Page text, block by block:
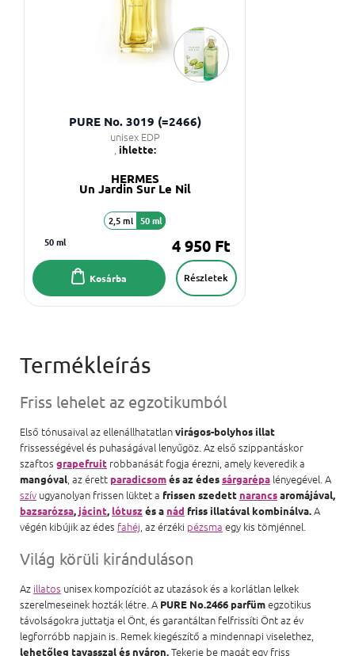
PURE No. 3019 (=2466)
unisex EDP
, ihlette:
HERMES
Un Jardin Sur Le Nil
2,5 ml
50 ml
50 ml
4 950 Ft
Részletek
Kosárba
Friss lehelet az egzotikumból
Első tónusaival az ellenállhatatlanvirágos-bolyhos illat
frissességével és puhaságával lenyűgöz. Az első szippantáskor
szaftos grapefruit robbanását fogja érezni, amely keveredik a
mangóval, az érett paradicsomés az édessárgarépa lényegével. A
szív ugyanolyan frissen lüktet a frissen szedett narancsaromájával,
bazsarózsa,jácint, lótusz és a nád friss illatával kombinálva.A
végén kibújik az édes fahéj, az érzéki pézsma egy kis tömjénnel.
Világ körüli kiránduláson
Az illatos unisex kompozíciót az utazások és a korlátlan lelkek
szerelmeseinek hozták létre. A PURE No.2466 parfümegzotikus
távolságokra juttatja el Önt, és garantáltan felfrissíti Önt az év
legforróbb napjain is. Remek kiegészítő a mindennapi viselethez,
lehetőleg tavasszal és nyáron.Tekerje be magát egy friss